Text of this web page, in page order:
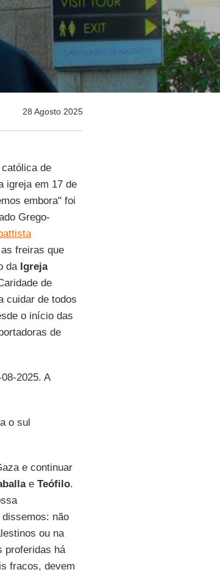
28 Agosto 2025
de
igreja em 17 de
embora" foi
Grego-
freiras que
da Igreja
de
cuidar de todos
o início das
de
2025. A
o sul
e continuar
e Teófilo.
não
ou na
proferidas há
fracos, devem